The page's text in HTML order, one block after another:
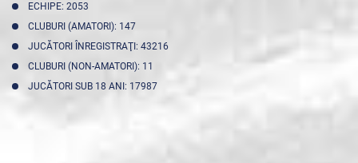
ECHIPE: 2053
CLUBURI (AMATORI): 147
JUCĂTORI ÎNREGISTRAŢI: 43216
CLUBURI (NON-AMATORI): 11
JUCĂTORI SUB 18 ANI: 17987